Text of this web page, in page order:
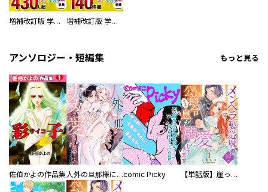
増補改訂版 学研まんが NEW世界の歴史 別巻 人物学習事典 増補改訂版 学研まんが NEW世界の歴史 別巻 世界遺産学習事典
アンソロジー・短編集 もっと見る
佐伯かよの作品集 人外の旦那様に娶られ毎晩ナカまで愛される…。アンソロジーcomic Picky 【単話版】崖っぷち令嬢ですが、意地と策略で幸せになります！シリーズ